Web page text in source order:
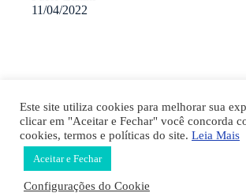
11/04/2022
TERMOS DE USO POLÍTICA
Este site utiliza cookies para melhorar sua
clicar em "Aceitar e Fechar" você concorda
cookies, termos e políticas do site. Leia Mais
Aceitar e Fechar
Configurações do Cookie